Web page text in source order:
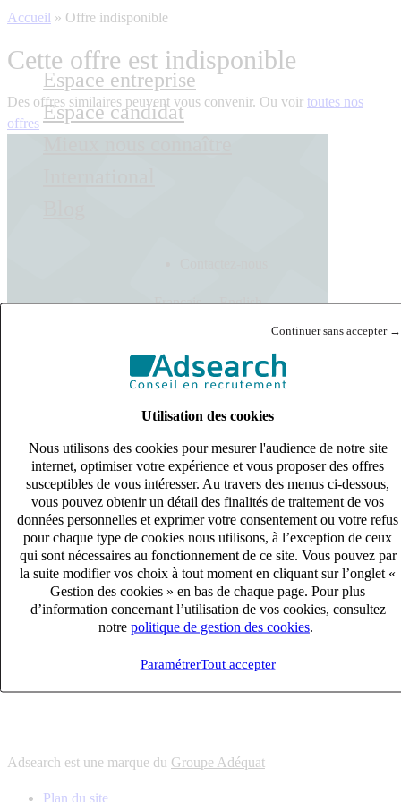
Continuer sans accepter →
Utilisation des cookies
Nous utilisons des cookies pour mesurer l'audience de notre site
internet, optimiser votre expérience et vous proposer des offres
susceptibles de vous intéresser. Au travers des menus ci-dessous,
vous pouvez obtenir un détail des finalités de traitement de vos
données personnelles et exprimer votre consentement ou votre refus
pour chaque type de cookies nous utilisons, à l’exception de ceux
qui sont nécessaires au fonctionnement de ce site. Vous pouvez par
la suite modifier vos choix à tout moment en cliquant sur l’onglet «
Gestion des cookies » en bas de chaque page. Pour plus
d’information concernant l’utilisation de vos cookies, consultez
notre politique de gestion des cookies
ParamétrerTout accepter
Espace entreprise
Espace candidat
Français English
Accueil » Offre indisponible
Cette offre est indisponible
Des offres similaires peuvent vous convenir. Ou voir toutes nos
offres
s'adapter à vos besoin en recrutement
10 univers
connaître votre secteur et ses enjeux
12 bureaux en France
proximité avec nos clients et nos talents
6 solutions
s'adapter à vos besoin en recrutement
10 univers
connaître votre secteur et ses enjeux
proximité avec nos clients et nos talents
Adsearch est une marque du Groupe Adéquat
Plan du site